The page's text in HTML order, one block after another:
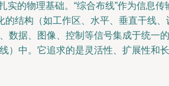
实的物理基础。“综合布线”作为信息传
的结构（如工作区、水平、垂直干线、
数据、图像、控制等信号集成于统一的
）中。它追求的是灵活性、扩展性和长